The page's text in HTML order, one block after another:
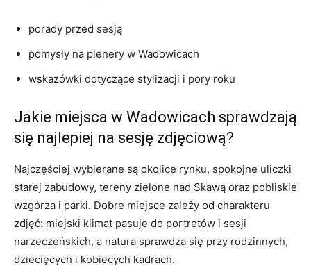
porady przed sesją
pomysły na plenery w Wadowicach
wskazówki dotyczące stylizacji i pory roku
Jakie miejsca w Wadowicach sprawdzają
się najlepiej na sesję zdjęciową?
Najczęściej wybierane są okolice rynku, spokojne uliczki
starej zabudowy, tereny zielone nad Skawą oraz pobliskie
wzgórza i parki. Dobre miejsce zależy od charakteru
zdjęć: miejski klimat pasuje do portretów i sesji
narzeczeńskich, a natura sprawdza się przy rodzinnych,
dziecięcych i kobiecych kadrach.